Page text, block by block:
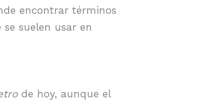
encontrar términos
suelen usar en
de hoy, aunque el